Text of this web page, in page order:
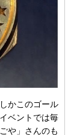
かこのゴール
ベントでは毎
や」さんのも